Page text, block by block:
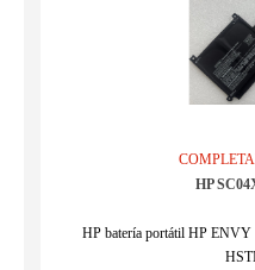
HP
HP batería portátil HP